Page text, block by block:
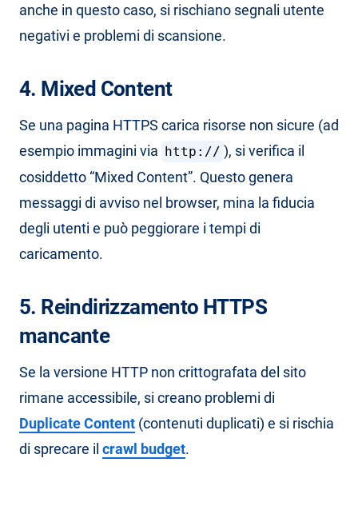
anche in questo caso, si rischiano segnali utente
negativi e problemi di scansione.
4. Mixed Content
Se una pagina HTTPS carica risorse non sicure (ad
esempio immagini via http:// ), si verifica il
cosiddetto “Mixed Content”. Questo genera
messaggi di avviso nel browser, mina la fiducia
degli utenti e può peggiorare i tempi di
caricamento.
5. Reindirizzamento HTTPS
mancante
Se la versione HTTP non crittografata del sito
rimane accessibile, si creano problemi di
Duplicate Content (contenuti duplicati) e si rischia
di sprecare il crawl budget.